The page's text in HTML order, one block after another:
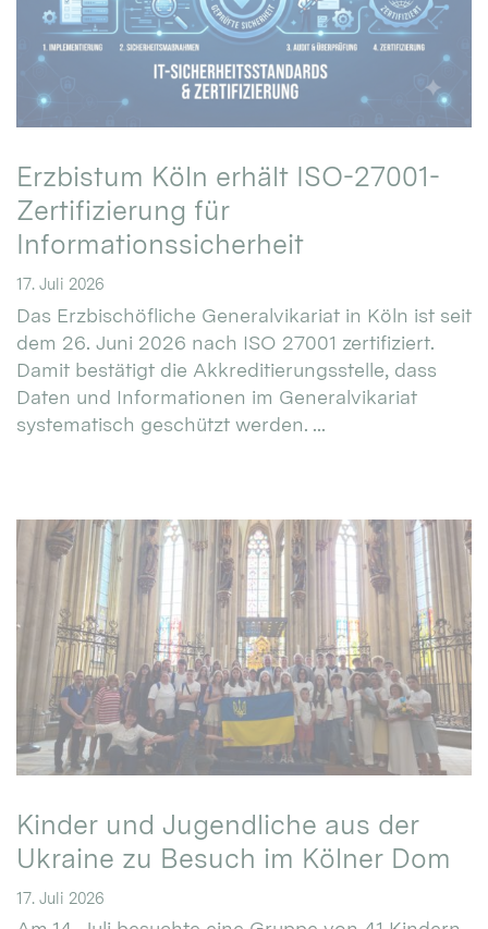
Erzbistum Köln erhält ISO-27001-
Zertifizierung für
Informationssicherheit
17. Juli 2026
Das Erzbischöfliche Generalvikariat in Köln ist seit
dem 26. Juni 2026 nach ISO 27001 zertifiziert.
Damit bestätigt die Akkreditierungsstelle, dass
Daten und Informationen im Generalvikariat
systematisch geschützt werden. ...
Kinder und Jugendliche aus der
Ukraine zu Besuch im Kölner Dom
17. Juli 2026